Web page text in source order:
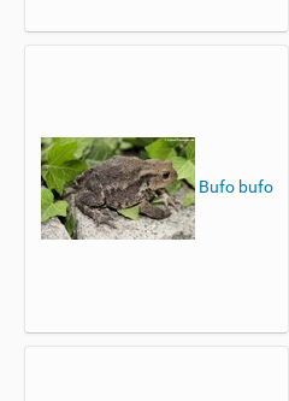
Bufo bufo